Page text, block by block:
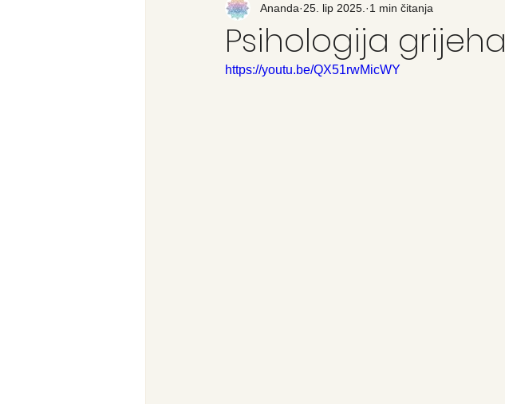
Recenzija knjige Svijet
Psihologija grijeha
Ananda 25. lip 2025. 1 min čitanja
https://youtu.be/QX51rwMicWY